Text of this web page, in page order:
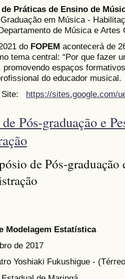
Práticas de Ensino de
em Música -
de Música e Artes
do FOPEM acontecerá de
tema central: “Por que fazer
promovendo espaços
do educador musical.
Site: https://sites.google.com/
Pós-graduação e
de Pós-graduação
Modelagem Estatística
de 2017
Yoshiaki Fukushigue -